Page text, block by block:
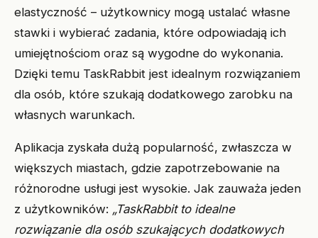
elastyczność – użytkownicy mogą ustalać własne
stawki i wybierać zadania, które odpowiadają ich
umiejętnościom oraz są wygodne do wykonania.
Dzięki temu TaskRabbit jest idealnym rozwiązaniem
dla osób, które szukają dodatkowego zarobku na
własnych warunkach.
Aplikacja zyskała dużą popularność, zwłaszcza w
większych miastach, gdzie zapotrzebowanie na
różnorodne usługi jest wysokie. Jak zauważa jeden
z użytkowników: „TaskRabbit to idealne
rozwiązanie dla osób szukających dodatkowych